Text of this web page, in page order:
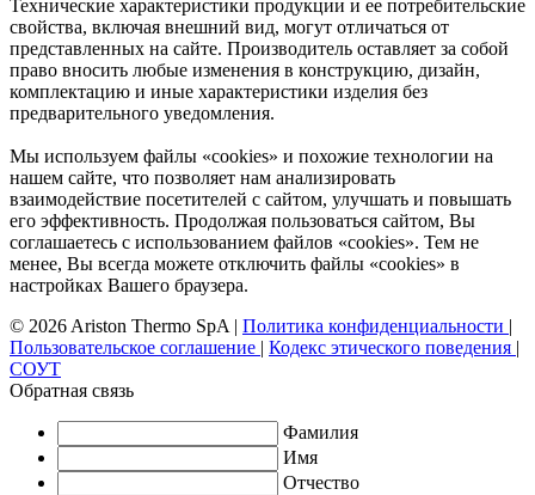
Технические характеристики продукции и ее потребительские
свойства, включая внешний вид, могут отличаться от
представленных на сайте. Производитель оставляет за собой
право вносить любые изменения в конструкцию, дизайн,
комплектацию и иные характеристики изделия без
предварительного уведомления.
Мы используем файлы «cookies» и похожие технологии на
нашем сайте, что позволяет нам анализировать
взаимодействие посетителей с сайтом, улучшать и повышать
его эффективность. Продолжая пользоваться сайтом, Вы
соглашаетесь с использованием файлов «cookies». Тем не
менее, Вы всегда можете отключить файлы «cookies» в
настройках Вашего браузера.
© 2026 Ariston Thermo SpA | Политика конфиденциальности |
Пользовательское соглашение | Кодекс этического поведения |
СОУТ
Обратная связь
Фамилия
Имя
Отчество